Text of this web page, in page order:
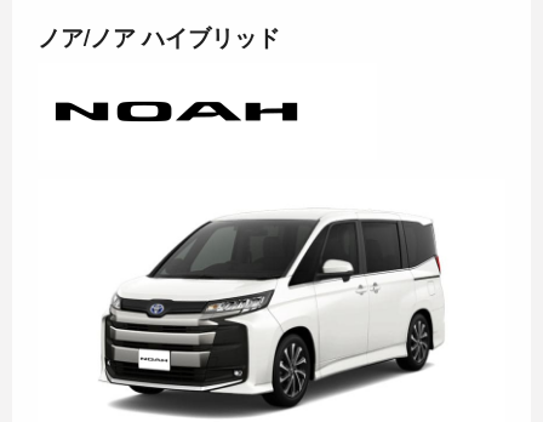
ノア/ノア ハイブリッド